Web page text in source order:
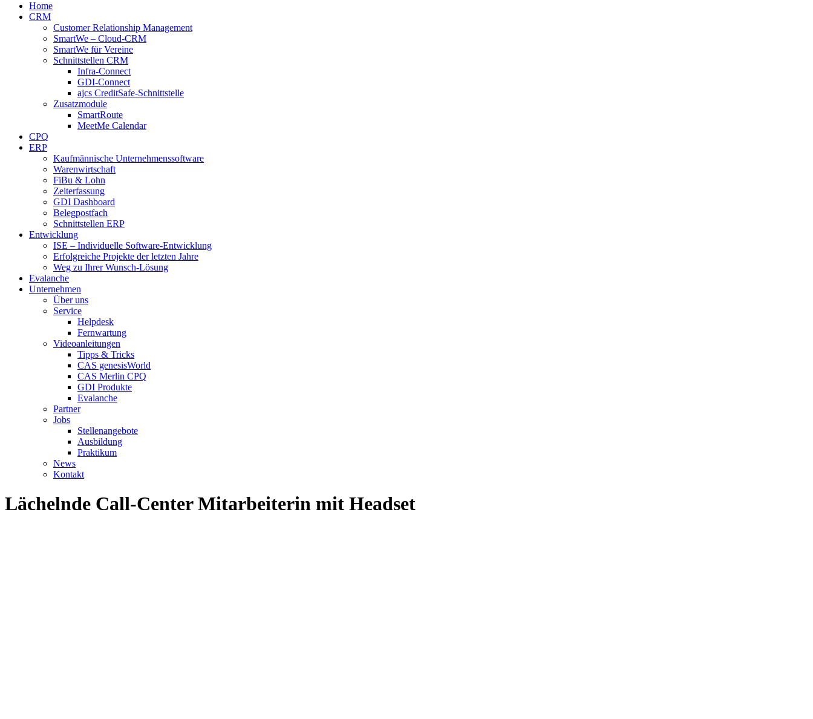
Home
CRM
Customer Relationship Management
SmartWe – Cloud-CRM
SmartWe für Vereine
Schnittstellen CRM
Infra-Connect
GDI-Connect
ajcs CreditSafe-Schnittstelle
Zusatzmodule
SmartRoute
MeetMe Calendar
CPQ
ERP
Kaufmännische Unternehmenssoftware
Warenwirtschaft
FiBu & Lohn
Zeiterfassung
GDI Dashboard
Belegpostfach
Schnittstellen ERP
Entwicklung
ISE – Individuelle Software-Entwicklung
Erfolgreiche Projekte der letzten Jahre
Weg zu Ihrer Wunsch-Lösung
Evalanche
Unternehmen
Über uns
Service
Helpdesk
Fernwartung
Videoanleitungen
Tipps & Tricks
CAS genesisWorld
CAS Merlin CPQ
GDI Produkte
Evalanche
Partner
Jobs
Stellenangebote
Ausbildung
Praktikum
News
Kontakt
Lächelnde Call-Center Mitarbeiterin mit Headset